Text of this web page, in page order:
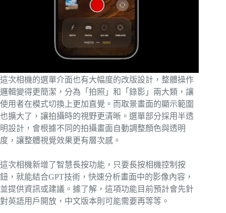
這次相機的選單介面也有大幅度的改版設計，整體操作
邏輯變得更簡潔，分為「拍照」和「錄影」兩大類，讓
使用者在模式切換上更加直覺。而取景畫面的顯示範圍
也擴大了，讓拍攝時的視野更清晰。選單部分採用半透
明設計，會根據不同的拍攝畫面自動調整顏色與透明
度，讓整體視覺效果更有層次感。
這次相機新增了智慧長按功能，只要長按相機控制按
鈕，就能結合GPT技術，快速分析畫面中的影像內容，
並提供資訊或建議。據了解，這項功能目前預計會先針
對英語用戶開放，中文版本則可能需要再等等。